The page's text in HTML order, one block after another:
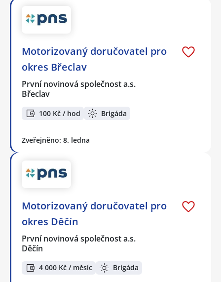
Motorizovaný doručovatel pro
okres Břeclav
První novinová společnost a.s.
Břeclav
100 Kč / hod Brigáda
Zveřejněno: 8. ledna
Motorizovaný doručovatel pro
okres Děčín
První novinová společnost a.s.
Děčín
4 000 Kč / měsíc Brigáda